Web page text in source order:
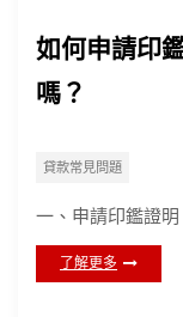
如何申請印
嗎？
貸款常見問題
一、申請印鑑證明
了解更多